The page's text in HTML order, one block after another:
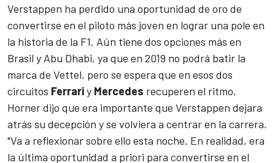
Verstappen ha perdido una oportunidad de oro de
convertirse en el piloto más joven en lograr una pole en
la historia de la F1. Aún tiene dos opciones más en
Brasil y Abu Dhabi, ya que en 2019 no podrá batir la
marca de Vettel, pero se espera que en esos dos
circuitos Ferrariy Mercedes recuperen el ritmo.
Horner dijo que era importante que Verstappen dejara
atrás su decepción y se volviera a centrar en la carrera.
"Va a reflexionar sobre ello esta noche. En realidad, era
la última oportunidad a priori para convertirse en el